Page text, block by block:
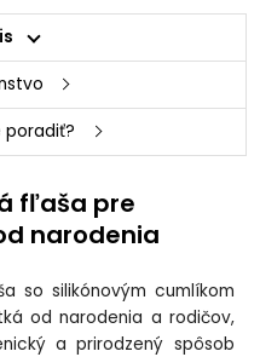
poradiť?
fľaša pre
narodenia
so silikónovým cumlíkom
od narodenia a rodičov,
a prirodzený spôsob